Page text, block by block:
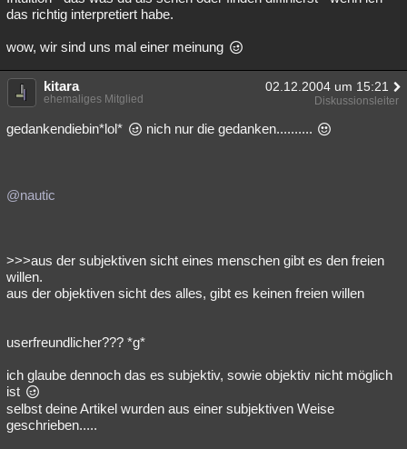
das richtig interpretiert habe.
wow, wir sind uns mal einer meinung
kitara 02.12.2004 um 15:21
ehemaliges Mitglied Diskussionsleiter
gedankendiebin*lol* nich nur die gedanken..........
@nautic
>>>aus der subjektiven sicht eines menschen gibt es den freien
willen.
aus der objektiven sicht des alles, gibt es keinen freien willen
userfreundlicher??? *g*
ich glaube dennoch das es subjektiv, sowie objektiv nicht möglich
ist
selbst deine Artikel wurden aus einer subjektiven Weise
geschrieben.....